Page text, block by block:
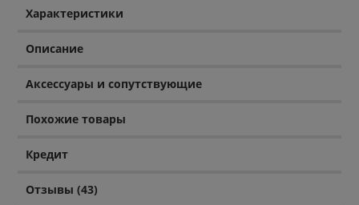
Характеристики
Описание
Аксессуары и сопутствующие
Похожие товары
Кредит
Отзывы (43)